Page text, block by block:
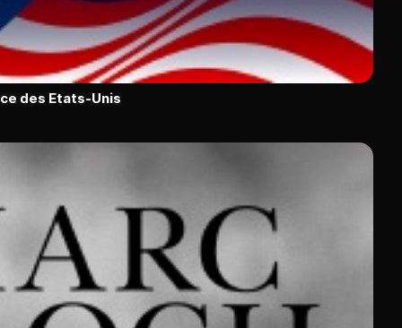
des Etats-Unis